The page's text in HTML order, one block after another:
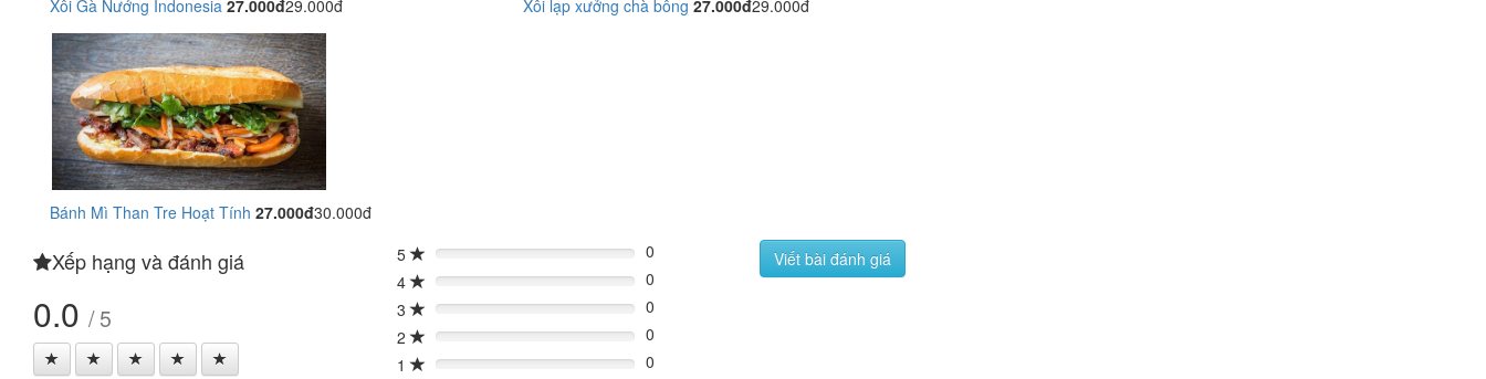
Xôi Gà Nướng Indonesia 27.000đ29.000đ Xôi lạp xưởng chà bông 27.000đ29.000đ
Bánh Mì Than Tre Hoạt Tính 27.000đ30.000đ
Xếp hạng và đánh giá
0.0 / 5
5 0%
0
4
0%
0
3
0%
0
2
0%
0
1
0% 0
Viết bài đánh giá